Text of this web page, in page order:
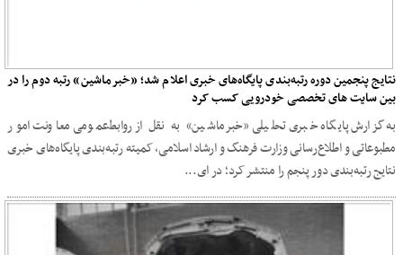
نتایج پنجمین دوره رتبه‌بندی پایگاه‌های خبری اعلام شد؛ «خبرماشین» رتبه دوم را در
بین سایت های تخصصی خودرویی کسب کرد
به گزارش پایگاه خبری تحلیلی «خبرماشین» به نقل از روابط‌عمومی معاونت امور
مطبوعاتی و اطلاع‌رسانی وزارت فرهنگ و ارشاد اسلامی، کمیته رتبه‌بندی پایگاه‌های خبری
نتایج رتبه‌بندی دور پنجم را منتشر کرد؛ در ای...